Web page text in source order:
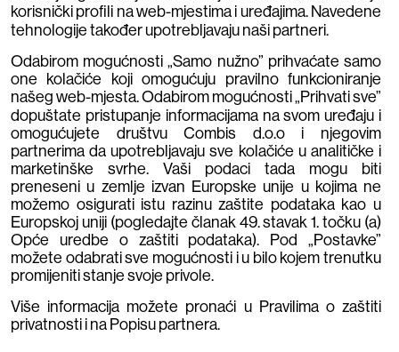
Mi smo vaš partner
za ispis, a ne samo
dobavljač
korisnički profili na web-mjestima i uređajima. Navedene
tehnologije također upotrebljavaju naši partneri.
Odabirom mogućnosti „Samo nužno” prihvaćate samo
one kolačiće koji omogućuju pravilno funkcioniranje
našeg web-mjesta. Odabirom mogućnosti „Prihvati sve”
dopuštate pristupanje informacijama na svom uređaju i
omogućujete društvu Combis d.o.o i njegovim
partnerima da upotrebljavaju sve kolačiće u analitičke i
marketinške svrhe. Vaši podaci tada mogu biti
preneseni u zemlje izvan Europske unije u kojima ne
možemo osigurati istu razinu zaštite podataka kao u
Europskoj uniji (pogledajte članak 49. stavak 1. točku (a)
Opće uredbe o zaštiti podataka). Pod „Postavke”
možete odabrati sve mogućnosti i u bilo kojem trenutku
promijeniti stanje svoje privole.
Više informacija možete pronaći u Pravilima o zaštiti
privatnosti i na Popisu partnera.